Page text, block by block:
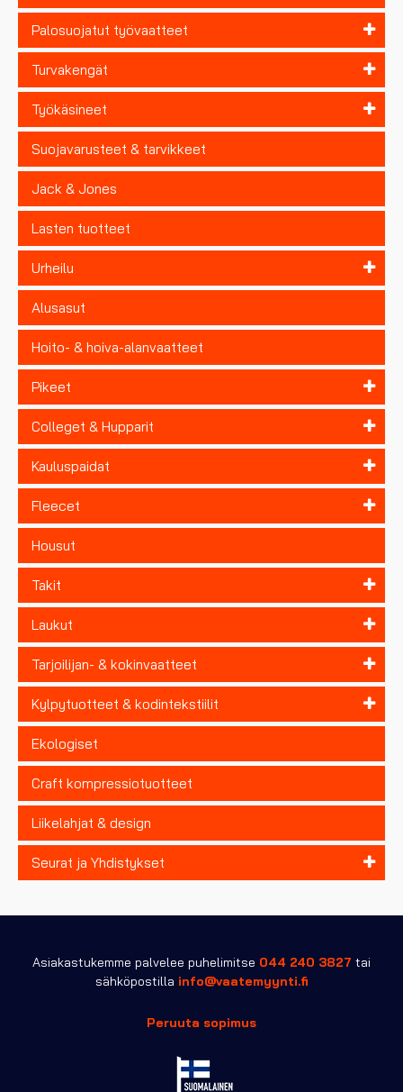
Palosuojatut työvaatteet
Turvakengät
Työkäsineet
Suojavarusteet & tarvikkeet
Jack & Jones
Lasten tuotteet
Urheilu
Alusasut
Hoito- & hoiva-alanvaatteet
Pikeet
Colleget & Hupparit
Kauluspaidat
Fleecet
Housut
Takit
Laukut
Tarjoilijan- & kokinvaatteet
Kylpytuotteet & kodintekstiilit
Ekologiset
Craft kompressiotuotteet
Liikelahjat & design
Seurat ja Yhdistykset
Asiakastukemme palvelee puhelimitse 044 240 3827 tai
sähköpostilla info@vaatemyynti.fi
Peruuta sopimus